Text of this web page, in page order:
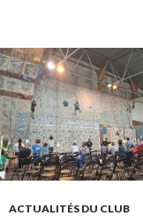
ACTUALITÉS DU CLUB